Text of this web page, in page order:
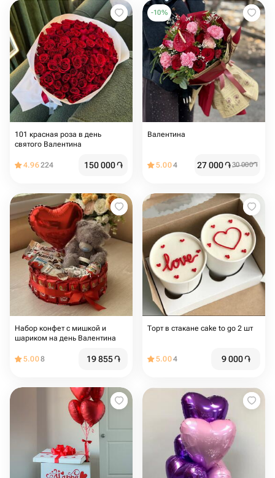
101 красная роза в день
святого Валентина
4.96224 150 000֏
-10%
Валентина
5.004 27 000֏30 000֏
Набор конфет с мишкой и
шариком на день Валентина
5.008 19 855֏
Торт в стакане cake to go 2 шт
5.004 9 000֏